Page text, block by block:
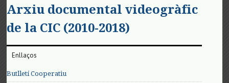
Arxiu documental videogràfic
de la CIC (2010-2018)
Enllaços
Butlletí Cooperatiu